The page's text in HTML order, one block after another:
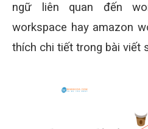
ngữ liên quan đến
workspace hay amazon
thích chi tiết trong bài viết